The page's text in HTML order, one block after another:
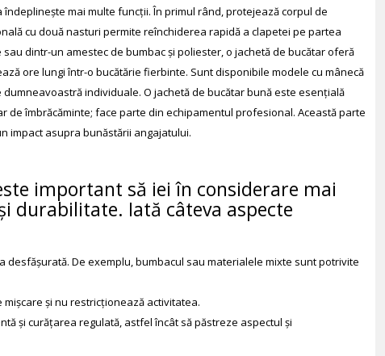
mai multe funcții. În primul rând, protejează corpul de
cu două nasturi permite reînchiderea rapidă a clapetei pe partea
dintr-un amestec de bumbac și poliester, o jachetă de bucătar oferă
ore lungi într-o bucătărie fierbinte. Sunt disponibile modele cu mânecă
individuale. O jachetă de bucătar bună este esențială
îmbrăcăminte; face parte din echipamentul profesional. Această parte
impact asupra bunăstării angajatului.
important să iei în considerare mai
durabilitate. Iată câteva aspecte
De exemplu, bumbacul sau materialele mixte sunt potrivite
și nu restricționează activitatea.
și curățarea regulată, astfel încât să păstreze aspectul și